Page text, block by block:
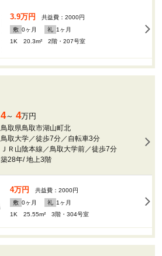
3.9万円
共益費：2000円
敷 0ヶ月 礼 1 ヶ月
1K 20.3m²
2階・207号室
4～ 4万円
鳥取県鳥取市湖山町北
鳥取大学／徒歩7分／自転車3分
ＪＲ山陰本線／鳥取大学前／徒歩7分
築28年/地上3階
4万円
共益費：2000円
敷 0ヶ月 礼 1 ヶ月
1K 25.55m²
3階・304号室